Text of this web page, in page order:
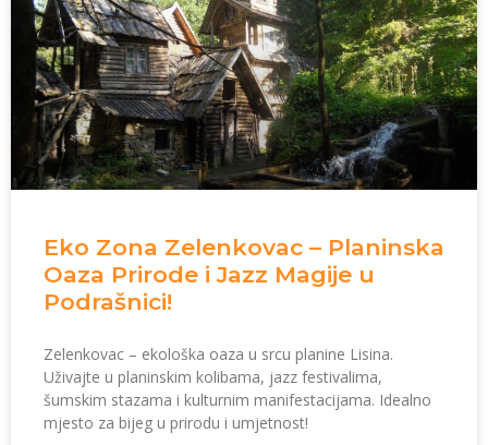
Eko Zona Zelenkovac – Planinska
Oaza Prirode i Jazz Magije u
Podrašnici!
Zelenkovac – ekološka oaza u srcu planine Lisina.
Uživajte u planinskim kolibama, jazz festivalima,
šumskim stazama i kulturnim manifestacijama. Idealno
mjesto za bijeg u prirodu i umjetnost!